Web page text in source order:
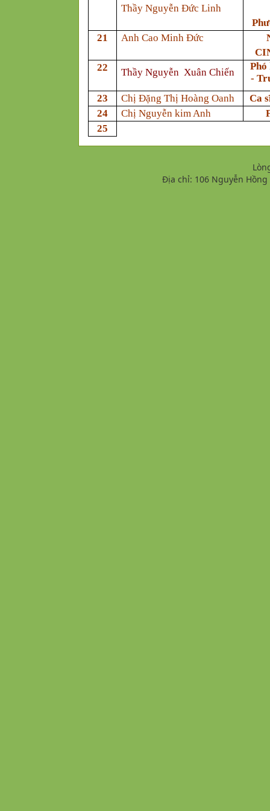
Thầy Nguyễn Đức Linh
21
Anh Cao Minh Đức
22
Thầy Nguyễn Xuân Chiến
Phó
-
23
Chị Đặng Thị Hoàng Oanh
Ca
24
Chị Nguyễn kim Anh
25
Địa chỉ: 106 Nguyễn Hồng